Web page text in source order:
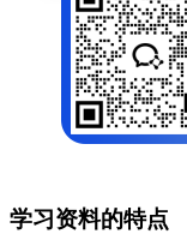
学习资料的特点